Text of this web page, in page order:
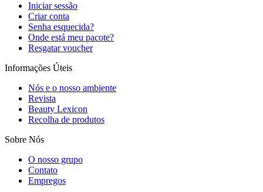
Iniciar sessão
Criar conta
Senha esquecida?
Onde está meu pacote?
Resgatar voucher
Informações Úteis
Nós e o nosso ambiente
Revista
Beauty Lexicon
Recolha de produtos
Sobre Nós
O nosso grupo
Contato
Empregos